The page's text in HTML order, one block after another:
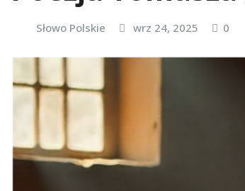
Słowo Polskie wrz 24, 2025 0